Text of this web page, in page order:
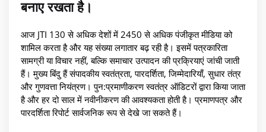
बनाए रखता है।
आज JTI 130 से अधिक देशों में 2450 से अधिक पंजीकृत मीडिया को
शामिल करता है और यह संख्या लगातार बढ़ रही है। इसमें पत्रकारिता
सामग्री या विचार नहीं, बल्कि समाचार उत्पादन की प्रक्रियाएं जांची जाती
हैं। मुख्य बिंदु हैं संपादकीय स्वतंत्रता, पारदर्शिता, जिम्मेदारियाँ, सुधार तंत्र
और गुणवत्ता नियंत्रण। पुन:प्रमाणीकरण स्वतंत्र ऑडिटरों द्वारा किया जाता
है और हर दो साल में नवीनीकरण की आवश्यकता होती है। प्रमाणपत्र और
पारदर्शिता रिपोर्ट सार्वजनिक रूप से देखे जा सकते हैं।